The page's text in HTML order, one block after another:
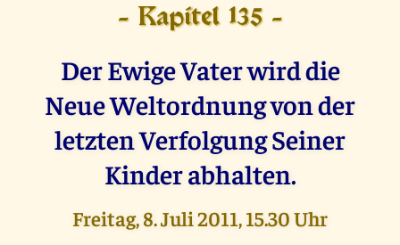
- Kapitel 135 -
Der Ewige Vater wird die
Neue Weltordnung von der
letzten Verfolgung Seiner
Kinder abhalten.
Freitag, 8. Juli 2011, 15.30 Uhr